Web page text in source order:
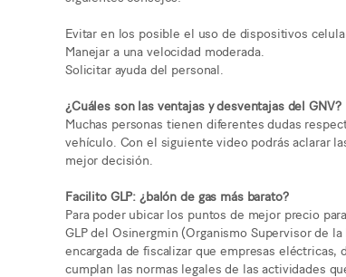
Evitar en los posible el uso de dispositivos
Manejar a una velocidad moderada.
Solicitar ayuda del personal.
¿Cuáles son las ventajas y desventajas del GNV?
Muchas personas tienen diferentes dudas
vehículo. Con el siguiente video podrás aclarar
mejor decisión.
Facilito GLP: ¿balón de gas más barato?
Para poder ubicar los puntos de mejor precio
GLP del Osinergmin (Organismo Supervisor de
encargada de fiscalizar que empresas
cumplan las normas legales de las actividades